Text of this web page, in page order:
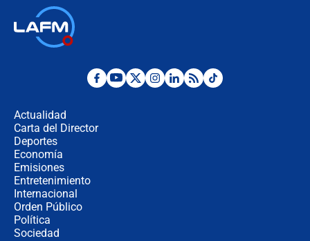
Desde dermatitis hasta infecciones:
Actualidad
Carta del Director
Deportes
Economía
Emisiones
Entretenimiento
Internacional
Orden Público
Política
Sociedad